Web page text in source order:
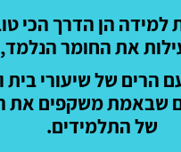
למידה הן הדרך הכי
את החומר הנלמד,
הרים של שיעורי בית
שבאמת משקפים את
של התלמידים.